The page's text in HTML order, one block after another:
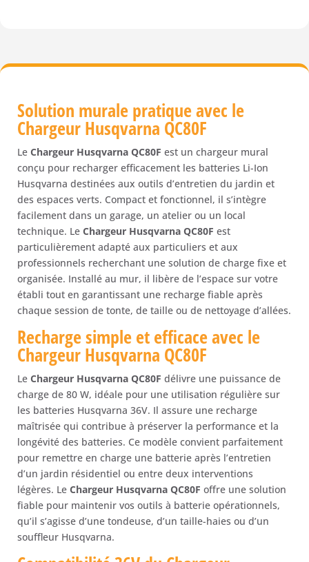
Solution murale pratique avec le
Chargeur Husqvarna QC80F
Le Chargeur Husqvarna QC80F est un chargeur mural
conçu pour recharger efficacement les batteries Li-Ion
Husqvarna destinées aux outils d’entretien du jardin et
des espaces verts. Compact et fonctionnel, il s’intègre
facilement dans un garage, un atelier ou un local
technique. Le Chargeur Husqvarna QC80F est
particulièrement adapté aux particuliers et aux
professionnels recherchant une solution de charge fixe et
organisée. Installé au mur, il libère de l’espace sur votre
établi tout en garantissant une recharge fiable après
chaque session de tonte, de taille ou de nettoyage d’allées.
Recharge simple et efficace avec le
Chargeur Husqvarna QC80F
Le Chargeur Husqvarna QC80F délivre une puissance de
charge de 80 W, idéale pour une utilisation régulière sur
les batteries Husqvarna 36V. Il assure une recharge
maîtrisée qui contribue à préserver la performance et la
longévité des batteries. Ce modèle convient parfaitement
pour remettre en charge une batterie après l’entretien
d’un jardin résidentiel ou entre deux interventions
légères. Le Chargeur Husqvarna QC80F offre une solution
fiable pour maintenir vos outils à batterie opérationnels,
qu’il s’agisse d’une tondeuse, d’un taille-haies ou d’un
souffleur Husqvarna.